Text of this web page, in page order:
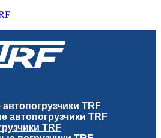
TRF
автопогрузчики TRF
TRF